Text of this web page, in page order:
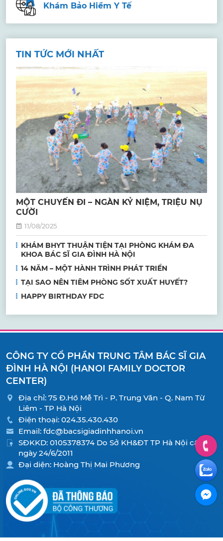
Khám Bảo Hiểm Y Tế
TIN TỨC MỚI NHẤT
MỘT CHUYẾN ĐI – NGÀN KỶ NIỆM, TRIỆU NỤ
CƯỜI
11/08/2025
KHÁM BHYT THUẬN TIỆN TẠI PHÒNG KHÁM ĐA
KHOA BÁC SĨ GIA ĐÌNH HÀ NỘI
14 NĂM – MỘT HÀNH TRÌNH PHÁT TRIỂN
TẠI SAO NÊN TIÊM PHÒNG SỐT XUẤT HUYẾT?
HAPPY BIRTHDAY FDC
CÔNG TY CỔ PHẦN TRUNG TÂM BÁC SĨ GIA
ĐÌNH HÀ NỘI (HANOI FAMILY DOCTOR
CENTER)
Địa chỉ: 75 Đ.Hồ Mễ Trì - P. Trung Văn - Q. Nam Từ
Liêm - TP Hà Nội
Điện thoại: 024.35.430.430
Email: fdc@bacsigiadinhhanoi.vn
SĐKKD: 0105378374 Do Sở KH&ĐT TP Hà Nội cấp
ngày 24/6/2011
Đại diện: Hoàng Thị Mai Phương